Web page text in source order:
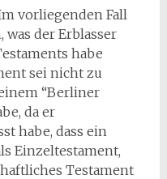
vorliegenden Fall
der Erblasser
habe
sei nicht zu
“Berliner
da er
habe, dass ein
Einzeltestament,
Testament